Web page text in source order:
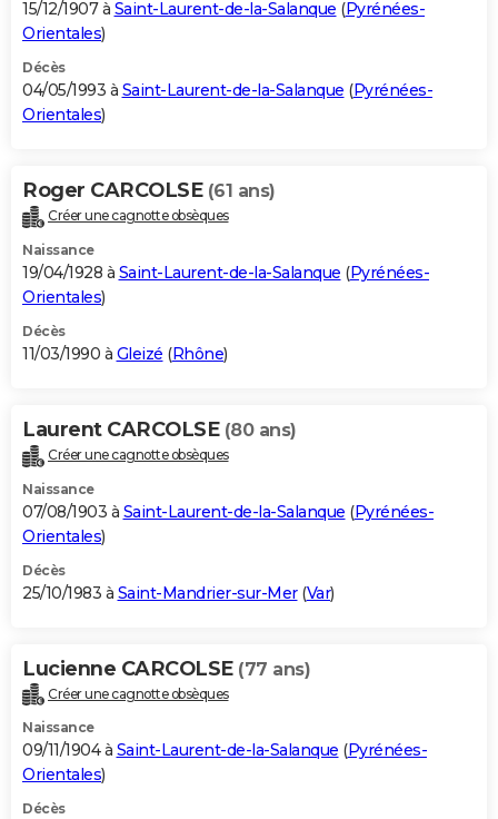
15/12/1907 à Saint-Laurent-de-la-Salanque (Pyrénées-
Orientales)
Décès
04/05/1993 à Saint-Laurent-de-la-Salanque (Pyrénées-
Orientales)
Roger CARCOLSE (61 ans)
Créer une cagnotte obsèques
Naissance
19/04/1928 à Saint-Laurent-de-la-Salanque (Pyrénées-
Orientales)
Décès
11/03/1990 à Gleizé (Rhône)
Laurent CARCOLSE (80 ans)
Créer une cagnotte obsèques
Naissance
07/08/1903 à Saint-Laurent-de-la-Salanque (Pyrénées-
Orientales)
Décès
25/10/1983 à Saint-Mandrier-sur-Mer(Var)
Lucienne CARCOLSE (77 ans)
Créer une cagnotte obsèques
Naissance
09/11/1904 à Saint-Laurent-de-la-Salanque (Pyrénées-
Orientales)
Décès